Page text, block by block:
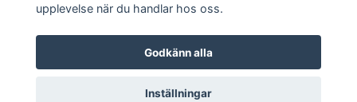
upplevelse när du handlar hos oss.
Godkänn alla
Inställningar